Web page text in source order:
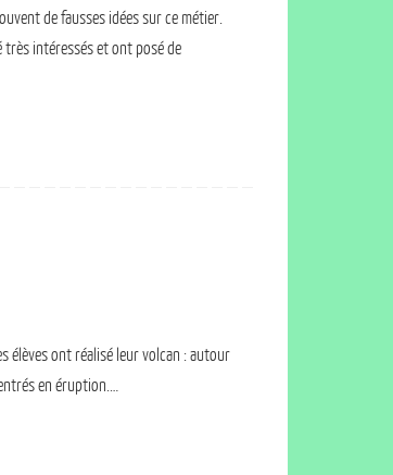
de fausses idées sur ce métier.
très intéressés et ont posé de
élèves ont réalisé leur volcan : autour
en éruption.…